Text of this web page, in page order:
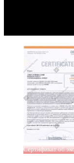
Сертификат об